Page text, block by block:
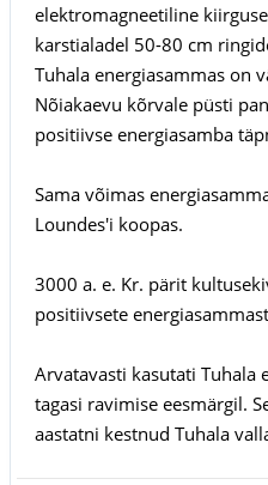
elektromagneetiline
karstialadel 50-80 cm
Tuhala energiasammas on
Nõiakaevu kõrvale püsti
positiivse energiasamba
Sama võimas
Loundes'i koopas.
3000 a. e. Kr. pärit
positiivsete
Arvatavasti kasutati Tuhala
tagasi ravimise eesmärgil.
aastatni kestnud Tuhala